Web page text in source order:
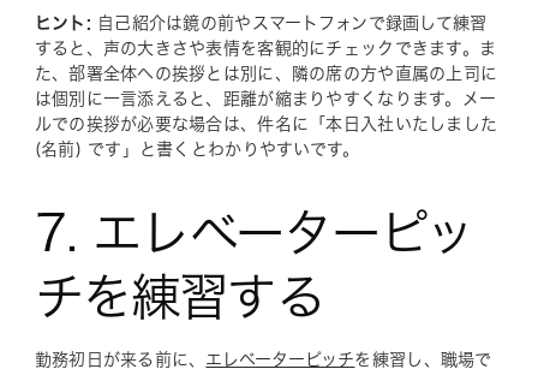
ヒント: 自己紹介は鏡の前やスマートフォンで録画して練習
すると、声の大きさや表情を客観的にチェックできます。ま
た、部署全体への挨拶とは別に、隣の席の方や直属の上司に
は個別に一言添えると、距離が縮まりやすくなります。メー
ルでの挨拶が必要な場合は、件名に「本日入社いたしました
(名前) です」と書くとわかりやすいです。
7. エレベーターピッ
チを練習する
勤務初日が来る前に、 エレベーターピッチを練習し、職場で